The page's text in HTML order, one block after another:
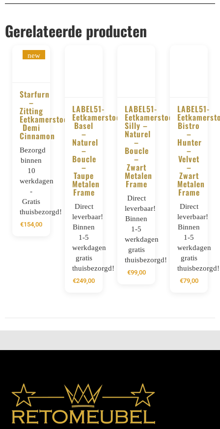
Gerelateerde producten
BESTELLEN
new
Starfurn
–
Zitting
Eetkamerstoel
Demi
Cinnamon
Bezorgd
binnen
10
werkdagen
-
Gratis
thuisbezorgd!
€154,00
BESTELLEN
LABEL51-
Eetkamerstoel
Basel
–
Naturel
–
Boucle
–
Taupe
Metalen
Frame
Direct
leverbaar!
Binnen
1-5
werkdagen
gratis
thuisbezorgd!
€249,00
BESTELLEN
LABEL51-
Eetkamerstoel
Silly –
Naturel
–
Boucle
–
Zwart
Metalen
Frame
Direct
leverbaar!
Binnen
1-5
werkdagen
gratis
thuisbezorgd!
€99,00
BESTELLEN
LABEL51-
Bistro
–
Hunter
–
Velvet
–
Zwart
Metalen
Frame
Direct
leverbaar!
Binnen
1-5
werkdagen
gratis
thuisbezorgd!
€79,00